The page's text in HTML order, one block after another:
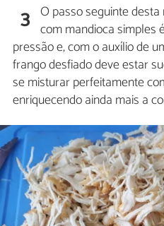
3 O passo seguinte
com mandioca simples
pressão e, com o auxílio de
frango desfiado deve estar
se misturar perfeitamente
enriquecendo ainda mais a